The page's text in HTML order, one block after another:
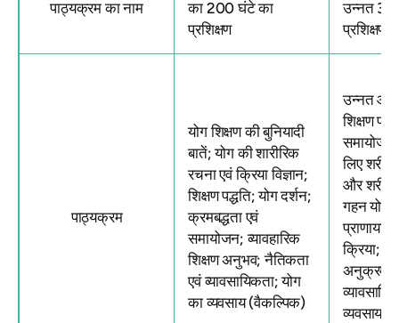
पाठ्यक्रम का नाम
का 200 घंटे का
प्रशिक्षण
उन्नत
प्रशिक्षण
पाठ्यक्रम
योग शिक्षण की बुनियादी
बातें; योग की शारीरिक
रचना एवं क्रिया विज्ञान;
शिक्षण पद्धति; योग दर्शन;
क्रमबद्धता एवं
समायोजन; व्यावहारिक
शिक्षण अनुभव; नैतिकता
एवं व्यावसायिकता; योग
का व्यवसाय (वैकल्पिक)
उन्नत
शिक्षण
लिए शरीर
और शरीर
गहन योग
क्रिया;
व्यवसाय